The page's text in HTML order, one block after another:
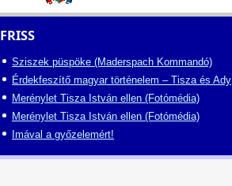
FRISS
Sziszek püspöke (Maderspach Kommandó)
Érdekfeszítő magyar történelem – Tisza és Ady
Merénylet Tisza István ellen (Fotómédia)
Merénylet Tisza István ellen (Fotómédia)
Imával a győzelemért!